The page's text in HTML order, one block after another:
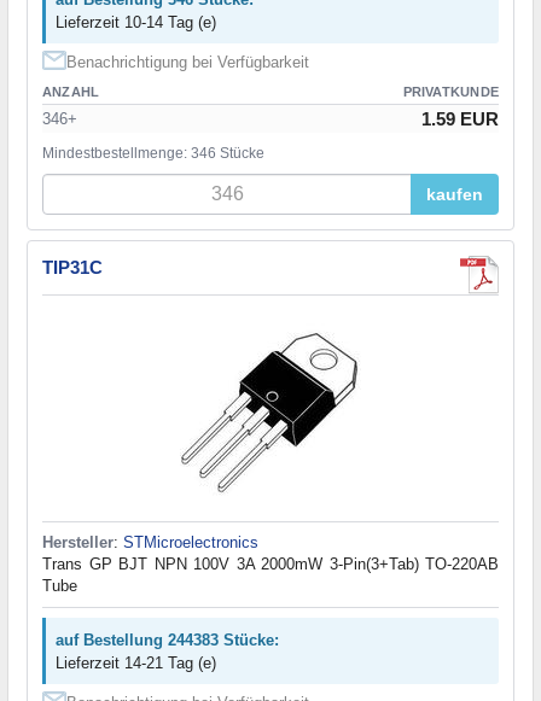
Lieferzeit 10-14 Tag (e)
Benachrichtigung bei Verfügbarkeit
ANZAHL PRIVATKUNDE
346+ 1.59 EUR
Mindestbestellmenge: 346 Stücke
kaufen
TIP31C
Hersteller: STMicroelectronics
Trans GP BJT NPN 100V 3A 2000mW 3-Pin(3+Tab) TO-220AB
Tube
auf Bestellung 244383 Stücke:
Lieferzeit 14-21 Tag (e)